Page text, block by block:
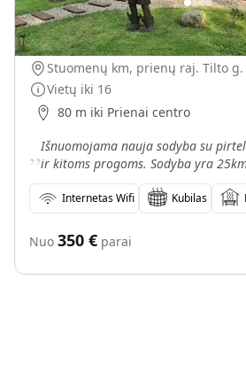
Jauki Jiesios sodyba
Stuomenų km, prienų raj. Tilto g.
Vietų iki 16
80 m iki Prienai centro
„Išnuomojama nauja sodyba su
ir kitoms progoms. Sodyba yra
važiuojant Via Baltika link
Internetas Wifi Kubilas
Nuo 350 € parai